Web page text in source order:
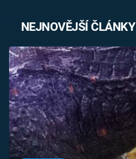
Témata
Témata
Pořady
TV Program
NEJNOVĚJŠÍ